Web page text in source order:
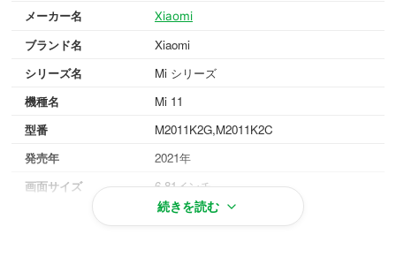
メーカー名 Xiaomi
ブランド名
Xiaomi
シリーズ名
Mi シリーズ
機種名
Mi 11
型番
M2011K2G,M2011K2C
発売年
2021年
画面サイズ
6.81インチ
196g
続きを読む